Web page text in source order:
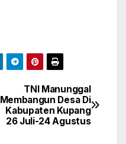
TNI Manunggal
Membangun Desa Di
Kabupaten Kupang
26 Juli-24 Agustus